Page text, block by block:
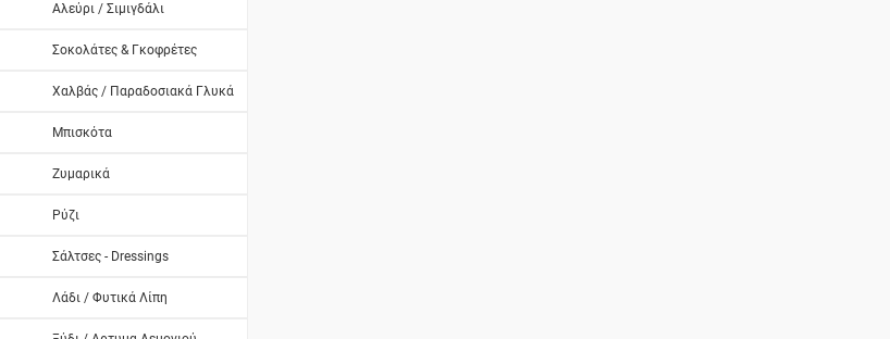
Αλεύρι / Σιμιγδάλι
Σοκολάτες & Γκοφρέτες
Χαλβάς / Παραδοσιακά Γλυκά
Μπισκότα
Ζυμαρικά
Ρύζι
Σάλτσες - Dressings
Λάδι / Φυτικά Λίπη